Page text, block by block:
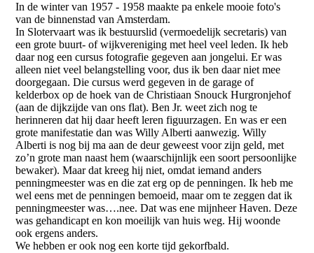
In de winter van 1957 - 1958 maakte pa enkele mooie foto's
van de binnenstad van Amsterdam.
In Slotervaart was ik bestuurslid (vermoedelijk secretaris) van
een grote buurt- of wijkvereniging met heel veel leden. Ik heb
daar nog een cursus fotografie gegeven aan jongelui. Er was
alleen niet veel belangstelling voor, dus ik ben daar niet mee
doorgegaan. Die cursus werd gegeven in de garage of
kelderbox op de hoek van de Christiaan Snouck Hurgronjehof
(aan de dijkzijde van ons flat). Ben Jr. weet zich nog te
herinneren dat hij daar heeft leren figuurzagen. En was er een
grote manifestatie dan was Willy Alberti aanwezig. Willy
Alberti is nog bij ma aan de deur geweest voor zijn geld, met
zo’n grote man naast hem (waarschijnlijk een soort persoonlijke
bewaker). Maar dat kreeg hij niet, omdat iemand anders
penningmeester was en die zat erg op de penningen. Ik heb me
wel eens met de penningen bemoeid, maar om te zeggen dat ik
penningmeester was….nee. Dat was ene mijnheer Haven. Deze
was gehandicapt en kon moeilijk van huis weg. Hij woonde
ook ergens anders.
We hebben er ook nog een korte tijd gekorfbald.